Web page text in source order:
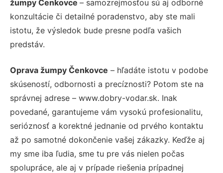
žumpy Čenkovce – samozrejmosťou sú aj odborné
konzultácie či detailné poradenstvo, aby ste mali
istotu, že výsledok bude presne podľa vašich
predstáv.
Oprava žumpy Čenkovce – hľadáte istotu v podobe
skúseností, odbornosti a precíznosti? Potom ste na
správnej adrese – www.dobry-vodar.sk. Inak
povedané, garantujeme vám vysokú profesionalitu,
serióznosť a korektné jednanie od prvého kontaktu
až po samotné dokončenie vašej zákazky. Keďže aj
my sme iba ľudia, sme tu pre vás nielen počas
spolupráce, ale aj v prípade riešenia prípadnej